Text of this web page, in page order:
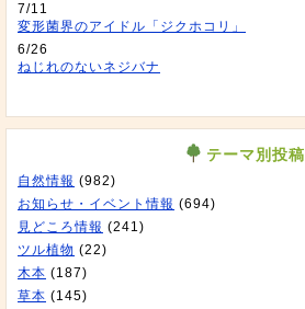
7/11
変形菌界のアイドル「ジクホコリ」
6/26
ねじれのないネジバナ
テーマ別投稿
自然情報 (982)
お知らせ・イベント情報 (694)
見どころ情報 (241)
ツル植物 (22)
木本 (187)
草本 (145)